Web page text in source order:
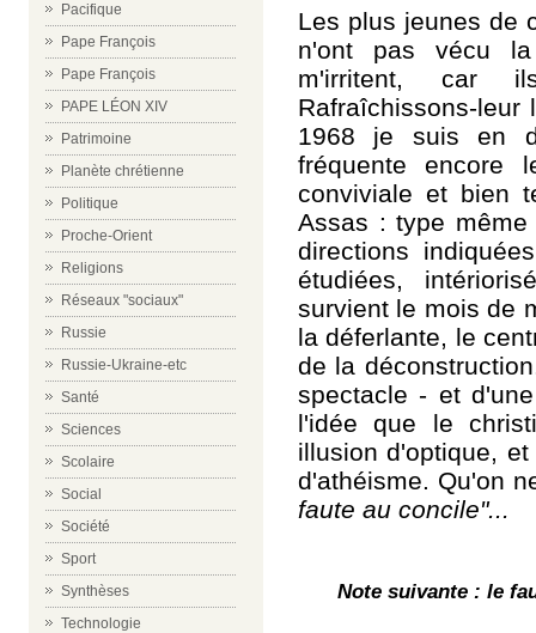
Pacifique
Pape François
Pape François
PAPE LÉON XIV
Patrimoine
Planète chrétienne
Politique
Proche-Orient
Religions
Réseaux "sociaux"
Russie
Russie-Ukraine-etc
Santé
Sciences
Scolaire
Social
Société
Sport
Synthèses
Technologie
Les plus jeunes de
n'ont pas vécu
m'irritent, car
Rafraîchissons-
1968 je suis en
fréquente encore
conviviale et bien
Assas : type
directions
étudiées,
survient le mois de
la déferlante, le
de la
spectacle - et
l'idée que le
illusion d'optique,
d'athéisme. Qu'on
faute au concile"...
Note suivante : le